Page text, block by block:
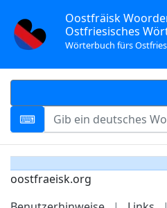
Oostfräisk
Ostfriesisches
Wörterbuch fürs
oostfraeisk.org